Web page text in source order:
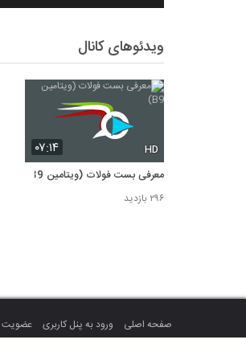
ویدئوهای کانال
۰۷:۱۴ HD
معرفی بست فولات (ویتامین B9)
۲۹۶ بازدید
صفحه اصلی ورود به پنل کاربری عضویت